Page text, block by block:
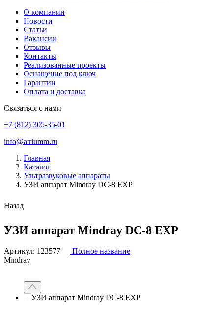
О компании
Новости
Статьи
Вакансии
Отзывы
Контакты
Реализованные проекты
Оснащение под ключ
Гарантии
Оплата и доставка
Связаться с нами
+7 (812) 305-35-01
info@atriumm.ru
Главная
Каталог
Ультразвуковые аппараты
УЗИ аппарат Mindray DC-8 EXP
Назад
УЗИ аппарат Mindray DC-8 EXP
Артикул: 123577
Полное название
Mindray